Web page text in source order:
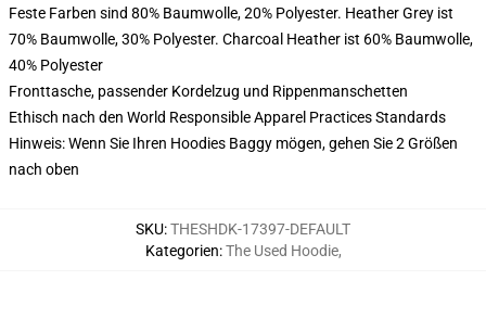
Feste Farben sind 80% Baumwolle, 20% Polyester. Heather Grey ist
70% Baumwolle, 30% Polyester. Charcoal Heather ist 60% Baumwolle,
40% Polyester
Fronttasche, passender Kordelzug und Rippenmanschetten
Ethisch nach den World Responsible Apparel Practices Standards
Hinweis: Wenn Sie Ihren Hoodies Baggy mögen, gehen Sie 2 Größen
nach oben
SKU:THESHDK-17397-DEFAULT
Kategorien:The Used Hoodie,